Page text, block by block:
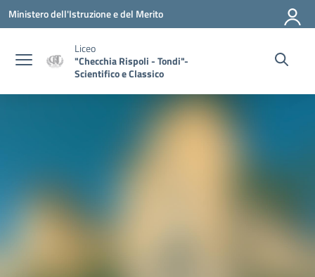
Vai ai contenuti
Vai al menu di navigazione
Vai al footer
Ministero dell'Istruzione e del Merito
Liceo
"Checchia Rispoli - Tondi"-
Scientifico e Classico